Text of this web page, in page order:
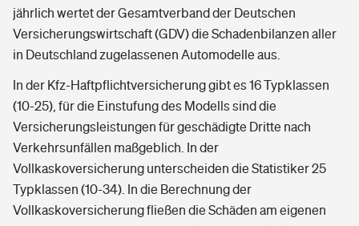
jährlich wertet der Gesamtverband der Deutschen
Versicherungswirtschaft (GDV) die Schadenbilanzen aller
in Deutschland zugelassenen Automodelle aus.
In der Kfz-Haftpflichtversicherung gibt es 16 Typklassen
(10-25), für die Einstufung des Modells sind die
Versicherungsleistungen für geschädigte Dritte nach
Verkehrsunfällen maßgeblich. In der
Vollkaskoversicherung unterscheiden die Statistiker 25
Typklassen (10-34). In die Berechnung der
Vollkaskoversicherung fließen die Schäden am eigenen